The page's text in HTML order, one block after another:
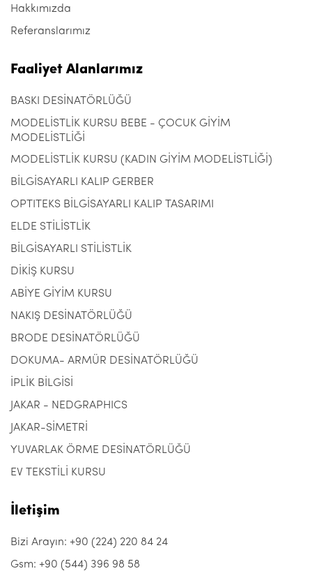
Hakkımızda
Referanslarımız
Faaliyet Alanlarımız
BASKI DESİNATÖRLÜĞÜ
MODELİSTLİK KURSU BEBE - ÇOCUK GİYİM
MODELİSTLİĞİ
MODELİSTLİK KURSU (KADIN GİYİM MODELİSTLİĞİ)
BİLGİSAYARLI KALIP GERBER
OPTITEKS BİLGİSAYARLI KALIP TASARIMI
ELDE STİLİSTLİK
BİLGİSAYARLI STİLİSTLİK
DİKİŞ KURSU
ABİYE GİYİM KURSU
NAKIŞ DESİNATÖRLÜĞÜ
BRODE DESİNATÖRLÜĞÜ
DOKUMA- ARMÜR DESİNATÖRLÜĞÜ
İPLİK BİLGİSİ
JAKAR - NEDGRAPHICS
JAKAR-SİMETRİ
YUVARLAK ÖRME DESİNATÖRLÜĞÜ
EV TEKSTİLİ KURSU
İletişim
Bizi Arayın: +90 (224) 220 84 24
Gsm: +90 (544) 396 98 58